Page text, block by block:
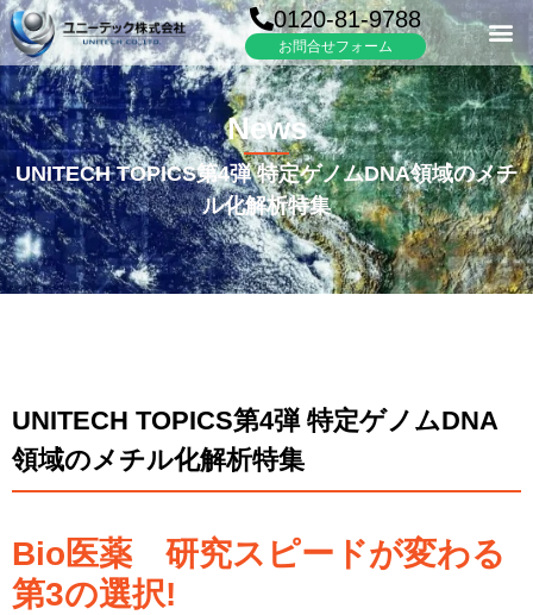
0120-81-9788
お問合せフォーム
News
UNITECH TOPICS第4弾 特定ゲノムDNA領域のメチ
ル化解析特集
UNITECH TOPICS第4弾 特定ゲノムDNA
領域のメチル化解析特集
Bio医薬 研究スピードが変わる
第3の選択!